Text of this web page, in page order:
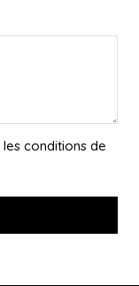
les conditions de